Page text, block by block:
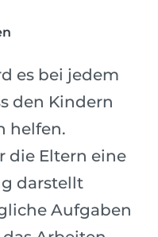
es bei jedem
den Kindern
helfen.
die Eltern eine
darstellt
Aufgaben